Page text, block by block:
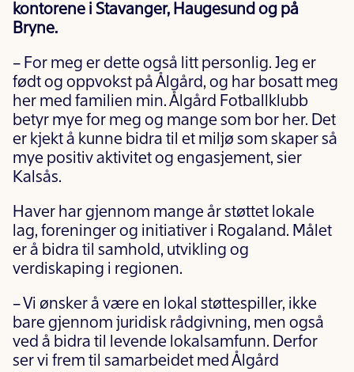
kontorene i Stavanger, Haugesund og på
Bryne.
– For meg er dette også litt personlig. Jeg er
født og oppvokst på Ålgård, og har bosatt meg
her med familien min. Ålgård Fotballklubb
betyr mye for meg og mange som bor her. Det
er kjekt å kunne bidra til et miljø som skaper så
mye positiv aktivitet og engasjement, sier
Kalsås.
Haver har gjennom mange år støttet lokale
lag, foreninger og initiativer i Rogaland. Målet
er å bidra til samhold, utvikling og
verdiskaping i regionen.
– Vi ønsker å være en lokal støttespiller, ikke
bare gjennom juridisk rådgivning, men også
ved å bidra til levende lokalsamfunn. Derfor
ser vi frem til samarbeidet med Ålgård